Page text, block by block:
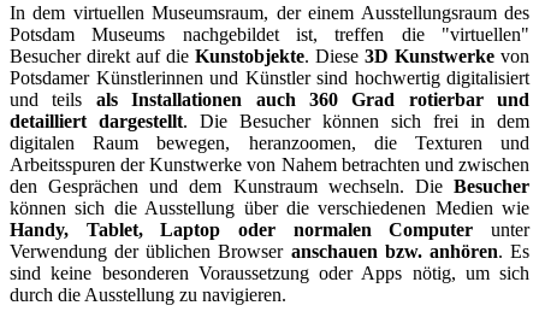
In dem virtuellen Museumsraum, der einem Ausstellungsraum des
Potsdam Museums nachgebildet ist, treffen die "virtuellen"
Besucher direkt auf die Kunstobjekte. Diese 3D Kunstwerke von
Potsdamer Künstlerinnen und Künstler sind hochwertig digitalisiert
und teils als Installationen auch 360 Grad rotierbar und
detailliert dargestellt. Die Besucher können sich frei in dem
digitalen Raum bewegen, heranzoomen, die Texturen und
Arbeitsspuren der Kunstwerke von Nahem betrachten und zwischen
den Gesprächen und dem Kunstraum wechseln. Die Besucher
können sich die Ausstellung über die verschiedenen Medien wie
Handy, Tablet, Laptop oder normalen Computer unter
Verwendung der üblichen Browser anschauen bzw. anhören. Es
sind keine besonderen Voraussetzung oder Apps nötig, um sich
durch die Ausstellung zu navigieren.